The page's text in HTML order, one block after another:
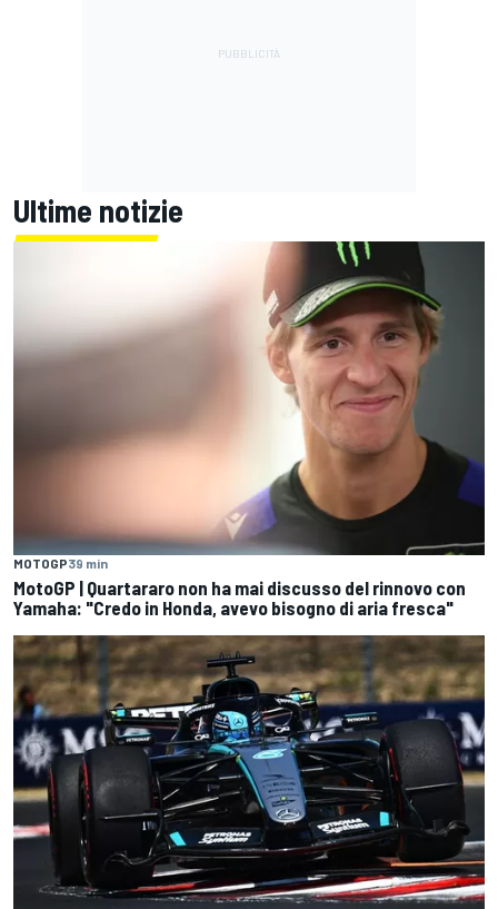
Ultime notizie
MOTOGP39 min
MotoGP | Quartararo non ha mai discusso del rinnovo con
Yamaha: "Credo in Honda, avevo bisogno di aria fresca"